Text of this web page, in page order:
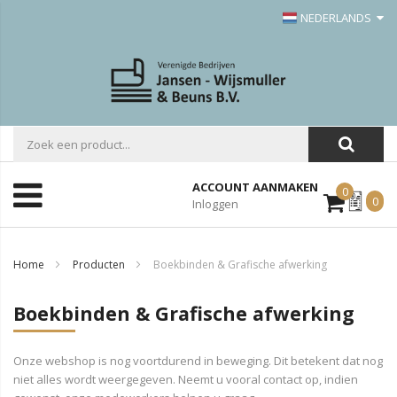
NEDERLANDS
ACCOUNT AANMAKEN
Inloggen
0Mijn
Offerte
0
Home Producten Boekbinden & Grafische afwerking
Boekbinden & Grafische afwerking
Onze webshop is nog voortdurend in beweging. Dit betekent dat nog
niet alles wordt weergegeven. Neemt u vooral contact op, indien